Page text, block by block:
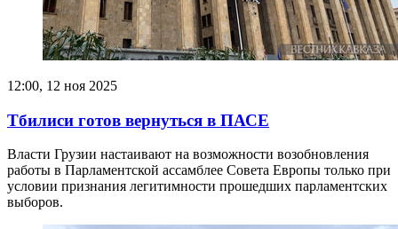
12:00, 12 ноя 2025
Тбилиси готов вернуться в ПАСЕ
Власти Грузии настаивают на возможности возобновления
работы в Парламентской ассамблее Совета Европы только при
условии признания легитимности прошедших парламентских
выборов.